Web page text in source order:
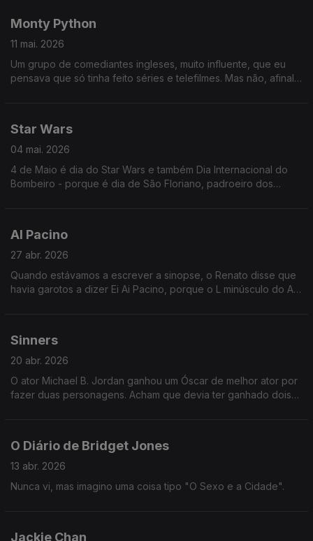
Monty Python
11 mai. 2026
Um grupo de comediantes ingleses, muito influente, que eu
pensava que só tinha feito séries e telefilmes. Mas não, afinal
Star Wars
04 mai. 2026
4 de Maio é dia do Star Wars e também Dia Internacional do
Bombeiro - porque é dia de São Floriano, padroeiro dos
Al Pacino
27 abr. 2026
Quando estávamos a escrever a sinopse, o Renato disse que
havia garotos a dizer Ei Ai Pacino, porque o L minúsculo do Al
Sinners
20 abr. 2026
O ator Michael B. Jordan ganhou um Óscar de melhor ator por
fazer duas personagens. Acham que devia ter ganhado dois?
O Diário de Bridget Jones
13 abr. 2026
Nunca vi, mas imagino uma coisa tipo "O Sexo e a Cidade".
Jackie Chan